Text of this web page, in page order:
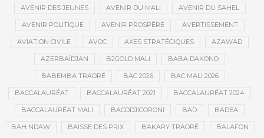
AVENIR DES JEUNES AVENIR DU MALI AVENIR DU SAHEL
AVENIR POLITIQUE AVENIR PROSPÈRE AVERTISSEMENT
AVIATION CIVILE AVOC AXES STRATÉGIQUES AZAWAD
AZERBAÏDJAN B2GOLD MALI BABA DAKONO
BABEMBA TRAORÉ BAC 2026 BAC MALI 2026
BACCALAURÉAT BACCALAURÉAT 2021 BACCALAURÉAT 2024
BACCALAURÉAT MALI BACODJICORONI BAD BADEA
BAH NDAW BAISSE DES PRIX BAKARY TRAORÉ BALAFON